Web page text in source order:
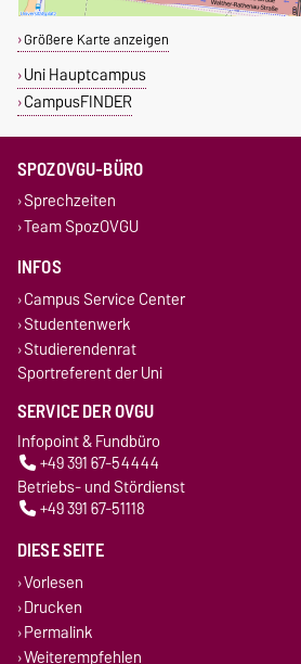
Größere Karte anzeigen
Uni Hauptcampus
CampusFINDER
SPOZOVGU-BÜRO
Sprechzeiten
Team SpozOVGU
INFOS
Campus Service Center
Studentenwerk
Studierendenrat
Sportreferent der Uni
SERVICE DER OVGU
Infopoint & Fundbüro
+49 391 67-54444
Betriebs- und Stördienst
+49 391 67-51118
DIESE SEITE
Vorlesen
Drucken
Permalink
Weiterempfehlen